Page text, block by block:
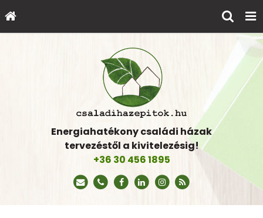
Energiahatékony családi házak
tervezéstől a kivitelezésig!
+36 30 456 1895